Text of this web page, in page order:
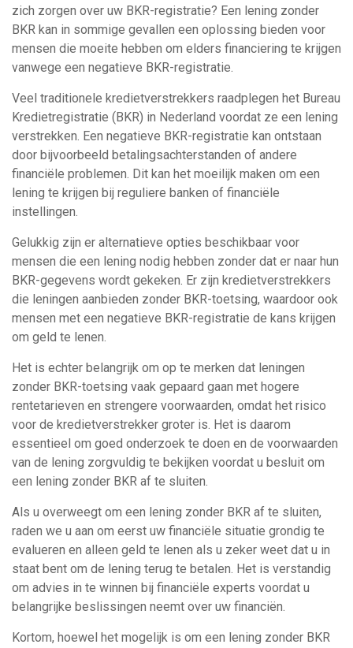
zich zorgen over uw BKR-registratie? Een lening zonder
BKR kan in sommige gevallen een oplossing bieden voor
mensen die moeite hebben om elders financiering te krijgen
vanwege een negatieve BKR-registratie.
Veel traditionele kredietverstrekkers raadplegen het Bureau
Kredietregistratie (BKR) in Nederland voordat ze een lening
verstrekken. Een negatieve BKR-registratie kan ontstaan
door bijvoorbeeld betalingsachterstanden of andere
financiële problemen. Dit kan het moeilijk maken om een
lening te krijgen bij reguliere banken of financiële
instellingen.
Gelukkig zijn er alternatieve opties beschikbaar voor
mensen die een lening nodig hebben zonder dat er naar hun
BKR-gegevens wordt gekeken. Er zijn kredietverstrekkers
die leningen aanbieden zonder BKR-toetsing, waardoor ook
mensen met een negatieve BKR-registratie de kans krijgen
om geld te lenen.
Het is echter belangrijk om op te merken dat leningen
zonder BKR-toetsing vaak gepaard gaan met hogere
rentetarieven en strengere voorwaarden, omdat het risico
voor de kredietverstrekker groter is. Het is daarom
essentieel om goed onderzoek te doen en de voorwaarden
van de lening zorgvuldig te bekijken voordat u besluit om
een lening zonder BKR af te sluiten.
Als u overweegt om een lening zonder BKR af te sluiten,
raden we u aan om eerst uw financiële situatie grondig te
evalueren en alleen geld te lenen als u zeker weet dat u in
staat bent om de lening terug te betalen. Het is verstandig
om advies in te winnen bij financiële experts voordat u
belangrijke beslissingen neemt over uw financiën.
Kortom, hoewel het mogelijk is om een lening zonder BKR